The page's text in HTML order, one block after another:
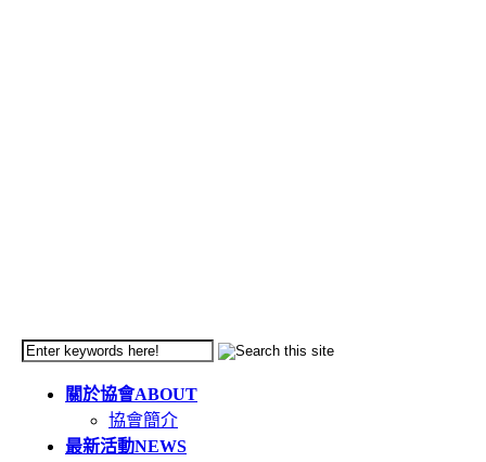
關於協會ABOUT
協會簡介
最新活動NEWS